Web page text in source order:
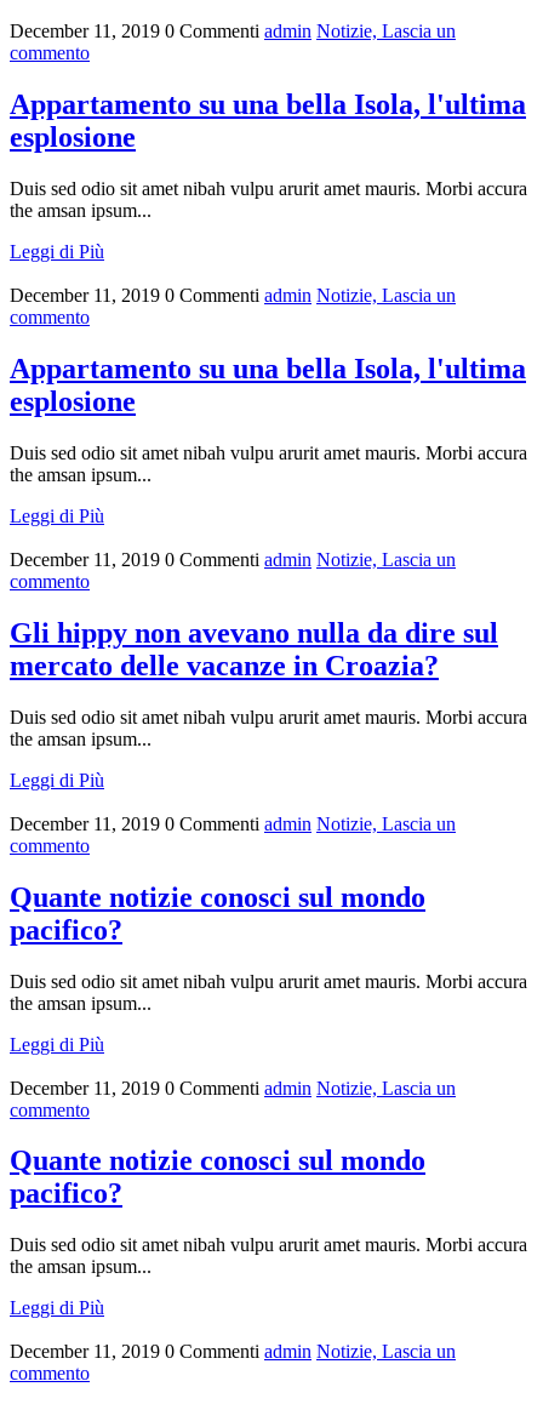
December 11, 2019 0 Commenti admin Notizie, Lascia un
commento
Appartamento su una bella Isola, l'ultima
esplosione
Duis sed odio sit amet nibah vulpu arurit amet mauris. Morbi accura
the amsan ipsum...
Leggi di Più
December 11, 2019 0 Commenti admin Notizie, Lascia un
commento
Appartamento su una bella Isola, l'ultima
esplosione
Duis sed odio sit amet nibah vulpu arurit amet mauris. Morbi accura
the amsan ipsum...
Leggi di Più
December 11, 2019 0 Commenti admin Notizie, Lascia un
commento
Gli hippy non avevano nulla da dire sul
mercato delle vacanze in Croazia?
Duis sed odio sit amet nibah vulpu arurit amet mauris. Morbi accura
the amsan ipsum...
Leggi di Più
December 11, 2019 0 Commenti admin Notizie, Lascia un
commento
Quante notizie conosci sul mondo
pacifico?
Duis sed odio sit amet nibah vulpu arurit amet mauris. Morbi accura
the amsan ipsum...
Leggi di Più
December 11, 2019 0 Commenti admin Notizie, Lascia un
commento
Quante notizie conosci sul mondo
pacifico?
Duis sed odio sit amet nibah vulpu arurit amet mauris. Morbi accura
the amsan ipsum...
Leggi di Più
December 11, 2019 0 Commenti admin Notizie, Lascia un
commento